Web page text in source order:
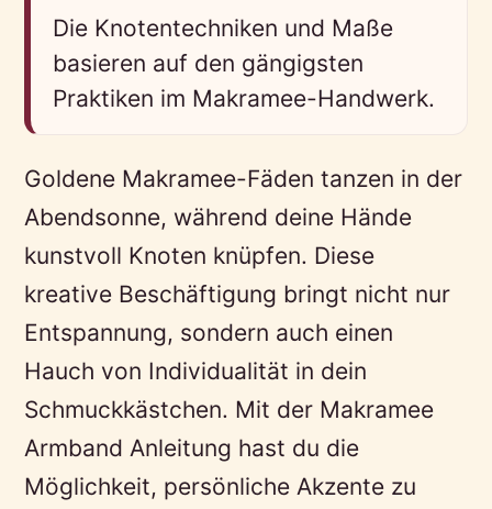
Die Knotentechniken und Maße
basieren auf den gängigsten
Praktiken im Makramee-Handwerk.
Goldene Makramee-Fäden tanzen in der
Abendsonne, während deine Hände
kunstvoll Knoten knüpfen. Diese
kreative Beschäftigung bringt nicht nur
Entspannung, sondern auch einen
Hauch von Individualität in dein
Schmuckkästchen. Mit der Makramee
Armband Anleitung hast du die
Möglichkeit, persönliche Akzente zu